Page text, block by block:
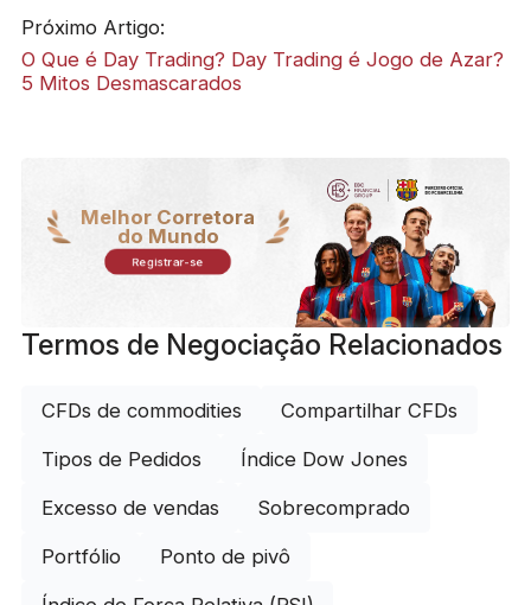
Próximo Artigo:
O Que é Day Trading? Day Trading é Jogo de Azar?
5 Mitos Desmascarados
Melhor Corretora
do Mundo
Registrar-se
Termos de Negociação Relacionados
CFDs de commodities Compartilhar CFDs
Tipos de Pedidos Índice Dow Jones
Excesso de vendas Sobrecomprado
Portfólio Ponto de pivô